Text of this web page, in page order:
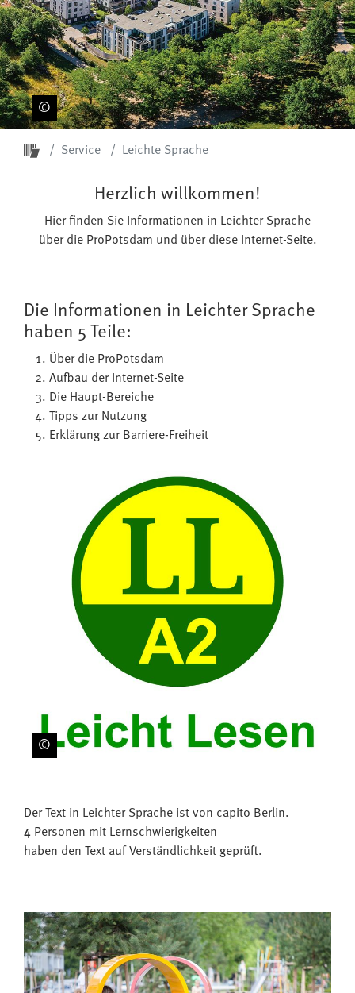
Startseite ProPotsdam
Service Leichte Sprache
Herzlich willkommen!
Hier finden Sie Informationen in Leichter Sprache
über die ProPotsdam und über diese Internet-Seite.
Die Informationen in Leichter Sprache
haben 5 Teile:
Über die ProPotsdam
Aufbau der Internet-Seite
Die Haupt-Bereiche
Tipps zur Nutzung
Erklärung zur Barriere-Freiheit
Der Text in Leichter Sprache ist von capito Berlin.
4 Personen mit Lernschwierigkeiten
haben den Text auf Verständlichkeit geprüft.